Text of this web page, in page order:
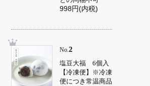
998円(内税)
No.2
塩豆大福 6個入
【冷凍便】※冷凍
便につき常温商品